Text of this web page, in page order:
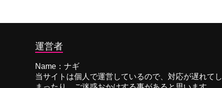
運営者
Name：ナギ
当サイトは個人で運営しているので、対応が遅れてし